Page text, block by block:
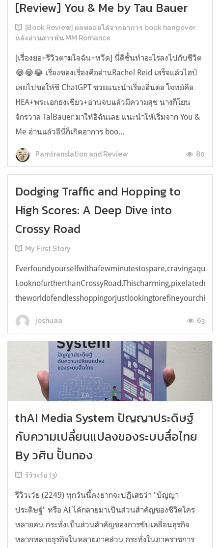
[Review] You & Me by Tau Bauer
[Book Review] ผลพลอยได้จากอาการ book hangover
หลังอ่านสารพัน MM Romance
[เรื่องย่อ+รีวิวตามใจฉัน+หวีด] นี่ดิชั้นทำอะไรลงไปกับชีวิต
😂😂😂 เรื่องของเรื่องคืออ่านRachel Reid เสร็จแล้วไฮป์
เลยไปขอให้ชี ChatGPT ช่วยแนะนำเรื่องอื่นต่อ โจทย์คือ
HEA+พระเอกธงเขียว+อ่านจบแล้วมีความสุข นางก็โยน
จักรวาล TalBauer มาให้อิฉันเลย แนะนำให้เริ่มจาก You &
Me อ่านแล้วอีนี่ก็เกิดอาการ boo...
Parntranslation and Review 80
Dodging Traffic and Hopping to
High Scores: A Deep Dive into
Crossy Road
My First Story
joshuaa 63
thAI Media System ปัญญาประดิษฐ์
กับความเปลี่ยนแปลงของระบบสื่อไทย
By วศิน ปั้นทอง
รีวิวเว้ย (3)
รีวิวเว้ย (2249) ทุกวันนี้คงยากจะปฏิเสธว่า "ปัญญา
ประดิษฐ์" หรือ AI ได้กลายมาเป็นส่วนสำคัญของชีวิตใคร
หลายคน กระทั่งเป็นส่วนสำคัญของการขับเคลื่อนธุรกิจ
หลากหลายธุรกิจในหลายภาคส่วน กระทั่งในภาคราชการ